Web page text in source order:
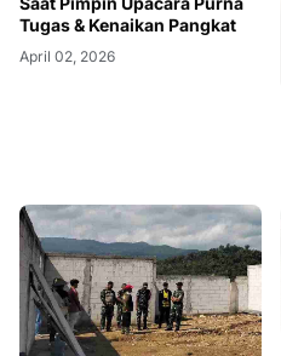
Tugas & Kenaikan Pangkat
April 02, 2026